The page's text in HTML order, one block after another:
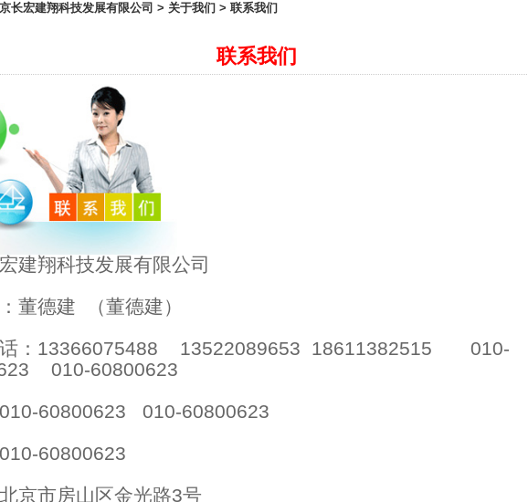
长宏建翔科技发展有限公司 > 关于我们 > 联系我们
联系我们
建翔科技发展有限公司
董德建 （董德建）
话：13366075488 13522089653 18611382515 010-
010-60800623
60800623 010-60800623
60800623
京市房山区金光路3号